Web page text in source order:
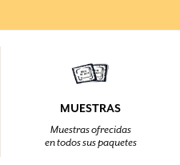
MUESTRAS
Muestras ofrecidas
en todos sus paquetes